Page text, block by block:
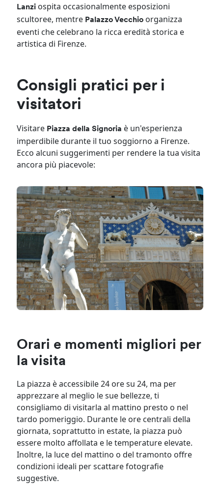
Lanzi ospita occasionalmente esposizioni
scultoree, mentre Palazzo Vecchio organizza
eventi che celebrano la ricca eredità storica e
artistica di Firenze.
Consigli pratici per i
visitatori
Visitare Piazza della Signoria è un'esperienza
imperdibile durante il tuo soggiorno a Firenze.
Ecco alcuni suggerimenti per rendere la tua visita
ancora più piacevole:
Orari e momenti migliori per
la visita
La piazza è accessibile 24 ore su 24, ma per
apprezzare al meglio le sue bellezze, ti
consigliamo di visitarla al mattino presto o nel
tardo pomeriggio. Durante le ore centrali della
giornata, soprattutto in estate, la piazza può
essere molto affollata e le temperature elevate.
Inoltre, la luce del mattino o del tramonto offre
condizioni ideali per scattare fotografie
suggestive.